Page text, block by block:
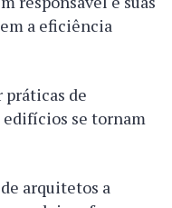
a eficiência
práticas de
edifícios se tornam
arquitetos a